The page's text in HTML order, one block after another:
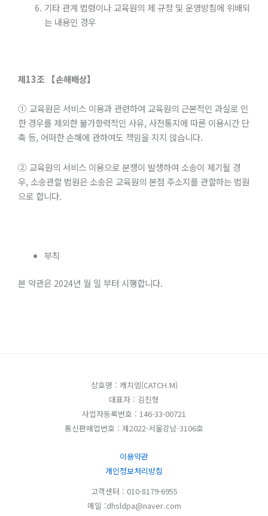
기타 관계 법령이나 교육원의 제 규정 및 운영방침에 위배되
는 내용인 경우
제13조 【손해배상】
① 교육원은 서비스 이용과 관련하여 교육원의 근본적인 과실로 인
한 경우를 제외한 불가항력적인 사유, 사전통지에 따른 이용시간 단
축 등, 어떠한 손해에 관하여도 책임을 지지 않습니다.
② 교육원의 서비스 이용으로 분쟁이 발생하여 소송이 제기될 경
우, 소송관할 법원은 소송은 교육원의 본점 주소지를 관할하는 법원
으로 합니다.
부칙
본 약관은 2024년 월 일 부터 시행합니다.
상호명 : 캐치엠(CATCH M)
대표자 : 김진형
사업자등록번호 : 146-33-00721
통신판매업번호 : 제2022-서울강남-3106호
이용약관
개인정보처리방침
고객센터 : 010-8179-6955
메일 :dhsldpa@naver.com